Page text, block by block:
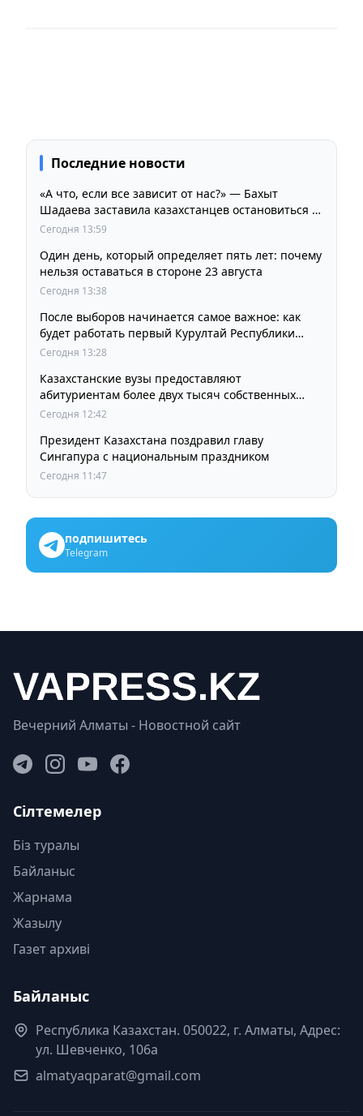
Последние новости
«А что, если все зависит от нас?» — Бахыт
Шадаева заставила казахстанцев остановиться и
задуматься
Сегодня 13:59
Один день, который определяет пять лет: почему
нельзя оставаться в стороне 23 августа
Сегодня 13:38
После выборов начинается самое важное: как
будет работать первый Курултай Республики
Казахстан
Сегодня 13:28
Казахстанские вузы предоставляют
абитуриентам более двух тысяч собственных
образовательных грантов
Сегодня 12:42
Президент Казахстана поздравил главу
Сингапура с национальным праздником
Сегодня 11:47
подпишитесь
Telegram
Вечерний Алматы - Новостной сайт
Сілтемелер
Біз туралы
Байланыс
Жарнама
Жазылу
Газет архиві
Байланыс
Республика Казахстан. 050022, г. Алматы, Адрес:
ул. Шевченко, 106а
almatyaqparat@gmail.com